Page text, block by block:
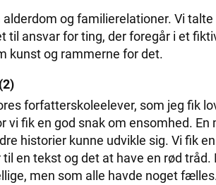
og familierelationer. Vi
til ansvar for ting, der foregår i et
kunst og rammerne for det.
forfatterskoleelever, som jeg fik
vi fik en god snak om ensomhed.
historier kunne udvikle sig. Vi fik
en tekst og det at have en rød
men som alle havde noget